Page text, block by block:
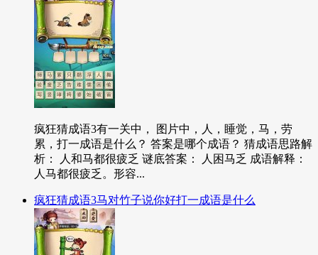
疯狂猜成语3有一关中， 图片中，人，睡觉，马，劳
累，打一成语是什么？ 答案是哪个成语？ 猜成语思路解
析： 人和马都很疲乏 谜底答案： 人困马乏 成语解释：
人马都很疲乏。形容...
疯狂猜成语3马对竹子说你好打一成语是什么